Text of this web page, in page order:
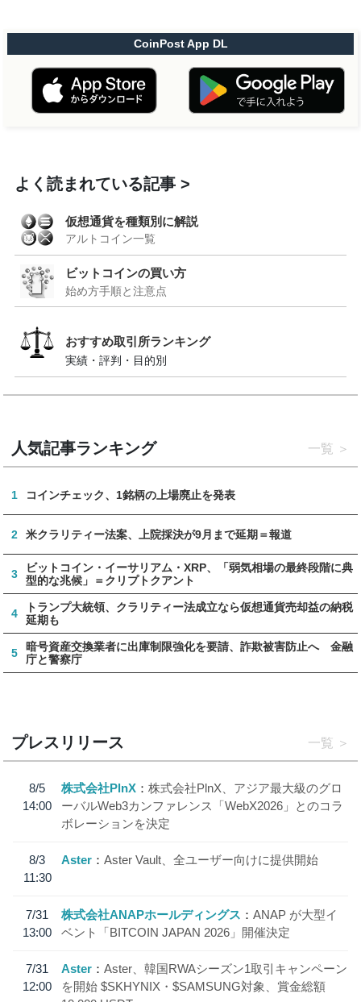
CoinPost App DL
よく読まれている記事
仮想通貨を種類別に解説
アルトコイン一覧
ビットコインの買い方
始め方手順と注意点
おすすめ取引所ランキング
実績・評判・目的別
人気記事ランキング 一覧
1 コインチェック、1銘柄の上場廃止を発表
2 米クラリティー法案、上院採決が9月まで延期＝報道
3
ビットコイン・イーサリアム・XRP、「弱気相場の最終段階に典
型的な兆候」＝クリプトクアント
4
トランプ大統領、クラリティー法成立なら仮想通貨売却益の納税
延期も
5
暗号資産交換業者に出庫制限強化を要請、詐欺被害防止へ 金融
庁と警察庁
プレスリリース 一覧
8/5
14:00
株式会社PlnX
株式会社PlnX、アジア最大級のグロ
ーバルWeb3カンファレンス「WebX2026」とのコラ
ボレーションを決定
8/3
11:30
Aster Aster Vault、全ユーザー向けに提供開始
7/31
13:00
株式会社ANAPホールディングス
ANAP が大型イ
ベント「BITCOIN JAPAN 2026」開催決定
7/31
12:00
Aster
Aster、韓国RWAシーズン1取引キャンペーン
を開始 $SKHYNIX・$SAMSUNG対象、賞金総額